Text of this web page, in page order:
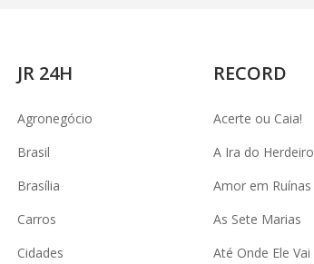
JR 24H
Agronegócio
Brasil
Brasília
Carros
Cidades
RECORD
Acerte ou Caia!
A Ira do Herdeiro
Amor em Ruínas
As Sete Marias
Até Onde Ele Vai